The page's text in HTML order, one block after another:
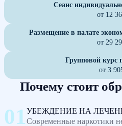
Сеанс
от 12
Размещение в палате
от 29
Групповой курс
от 3
Почему стоит
УБЕЖДЕНИЕ НА
Современные наркотики